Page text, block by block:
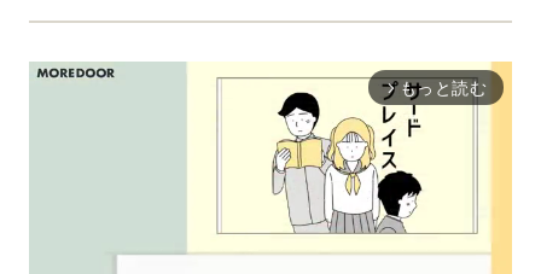
arrow_forward_ios もっと読む